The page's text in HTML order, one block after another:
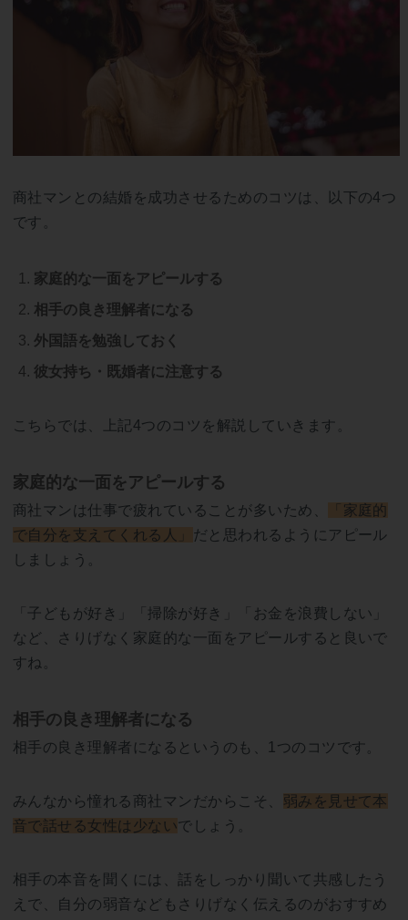
商社マンとの結婚を成功させるためのコツは、以下の4つ
です。
家庭的な一面をアピールする
相手の良き理解者になる
外国語を勉強しておく
彼女持ち・既婚者に注意する
こちらでは、上記4つのコツを解説していきます。
家庭的な一面をアピールする
商社マンは仕事で疲れていることが多いため、
「家庭的
で自分を支えてくれる人」 だと思われるようにアピール
しましょう。
「子どもが好き」「掃除が好き」「お金を浪費しない」
など、さりげなく家庭的な一面をアピールすると良いで
すね。
相手の良き理解者になる
相手の良き理解者になるというのも、1つのコツです。
みんなから憧れる商社マンだからこそ、 弱みを見せて本
音で話せる女性は少ないでしょう。
相手の本音を聞くには、話をしっかり聞いて共感したう
えで、自分の弱音などもさりげなく伝えるのがおすすめ